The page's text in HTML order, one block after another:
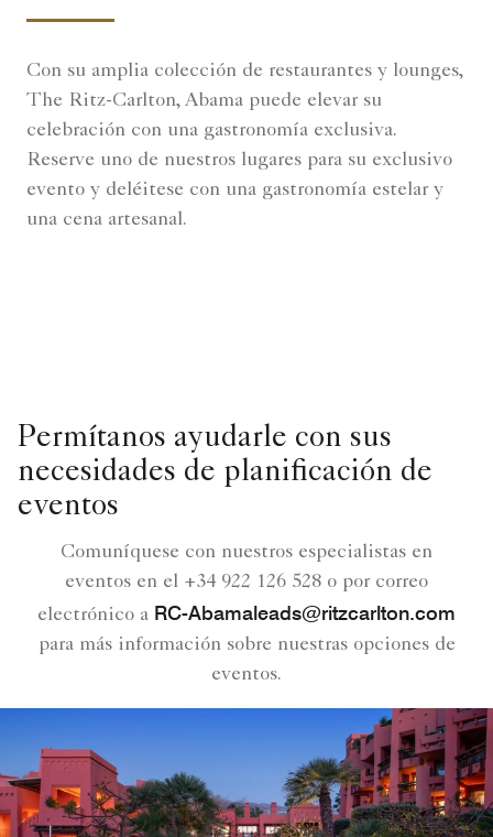
Con su amplia colección de restaurantes y lounges,
The Ritz-Carlton, Abama puede elevar su
celebración con una gastronomía exclusiva.
Reserve uno de nuestros lugares para su exclusivo
evento y deléitese con una gastronomía estelar y
una cena artesanal.
Permítanos ayudarle con sus
necesidades de planificación de
eventos
Comuníquese con nuestros especialistas en
eventos en el +34 922 126 528 o por correo
electrónico a RC-Abamaleads@ritzcarlton.com
para más información sobre nuestras opciones de
eventos.